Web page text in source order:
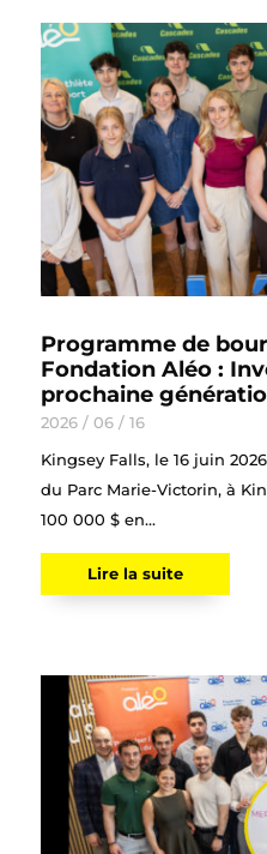
Programme de
Fondation Aléo :
prochaine
2026 / 06 / 16
Kingsey Falls, le 16 juin
du Parc Marie-Victorin, à
100 000 $ en...
Lire la suite